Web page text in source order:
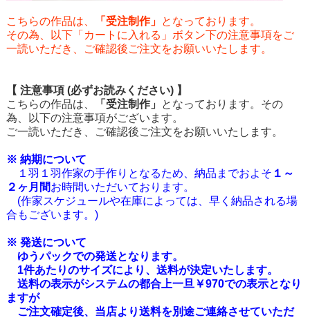
こちらの作品は、 「受注制作」 となっております。
その為、以下「カートに入れる」ボタン下の注意事項をご
一読いただき、ご確認後ご注文をお願いいたします。
【 注意事項 (必ずお読みください) 】
こちらの作品は、
「受注制作」
となっております。その
為、以下の注意事項がございます。
ご一読いただき、ご確認後ご注文をお願いいたします。
※ 納期について
１羽１羽作家の手作りとなるため、納品までおよそ １～
２ヶ月間お時間いただいております。
(作家スケジュールや在庫によっては、早く納品される場
合もございます。)
※ 発送について
ゆうパックでの発送となります。
1件あたりのサイズにより、送料が決定いたします。
送料の表示がシステムの都合上一旦￥970での表示となり
ますが
ご注文確定後、当店より送料を別途ご連絡させていただ